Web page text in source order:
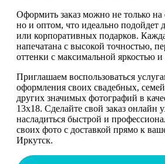
Оформить заказ можно не только
но и оптом, что идеально подойдет
или корпоративных подарков.
напечатана с высокой точностью,
оттенки с максимальной яркостью и
Приглашаем воспользоваться
оформления своих свадебных,
других значимых фотографий в
13х18. Сделайте свой заказ онлайн
насладиться быстрой и
своих фото с доставкой прямо к
Иркутск.